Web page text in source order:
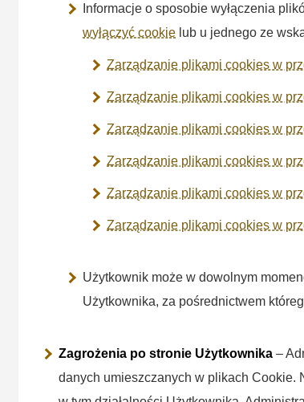
Informacje o sposobie wyłączenia
wyłączyć cookie lub u jednego ze
Zarządzanie plikami cookies w
Zarządzanie plikami cookies w
Zarządzanie plikami cookies w
Zarządzanie plikami cookies w
Zarządzanie plikami cookies w
Zarządzanie plikami cookies w
Użytkownik może w dowolnym
Użytkownika, za pośrednictwem
Zagrożenia po stronie Użytkownika –
danych umieszczanych w plikach Cookie.